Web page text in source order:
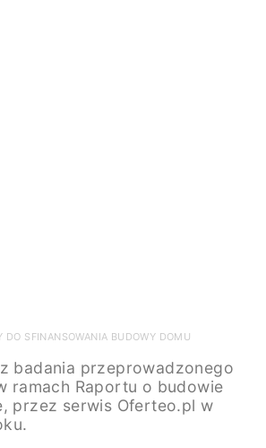
DO SFINANSOWANIA BUDOWY DOMU
badania przeprowadzonego
ramach Raportu o budowie
przez serwis Oferteo.pl w